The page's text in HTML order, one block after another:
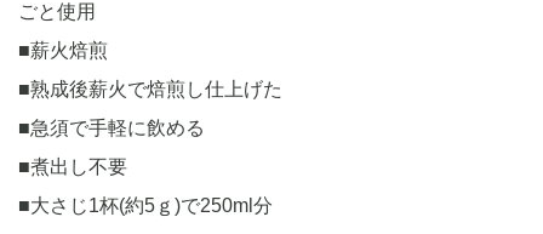
ごと使用
■薪火焙煎
■熟成後薪火で焙煎し仕上げた
■急須で手軽に飲める
■煮出し不要
■大さじ1杯(約5ｇ)で250ml分